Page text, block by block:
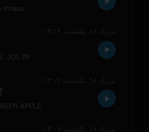
Imazu
JO1 INI
APPLE